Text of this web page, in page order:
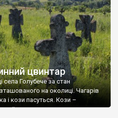
цвинтар
села Голубече за стан
на околиці. Чагарів
і кози пасуться. Кози –
для старих кладовищ,